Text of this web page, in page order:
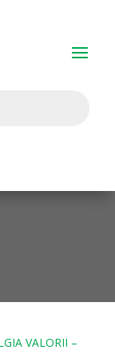
VALORII –